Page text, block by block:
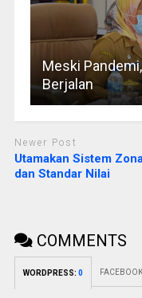
Meski
Berjalan
Newer Post
Utamakan Sistem
dan Standar Nilai
COMMENTS
WORDPRESS: 0